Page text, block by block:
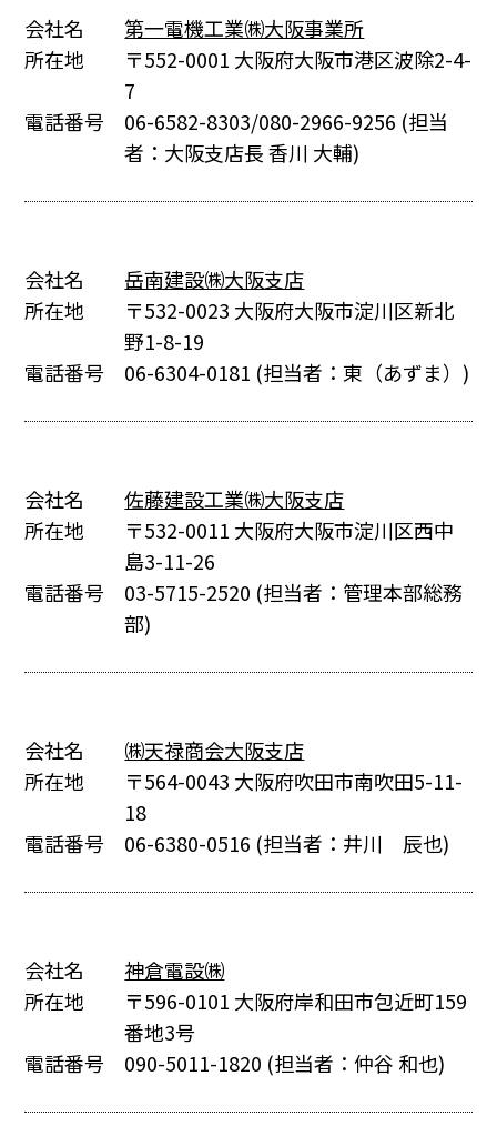
会社名
第一電機工業㈱大阪事業所
所在地
〒552-0001 大阪府大阪市港区波除2-4-
7
電話番号
06-6582-8303/080-2966-9256 (担当
者：大阪支店長 香川 大輔)
会社名
岳南建設㈱大阪支店
所在地
〒532-0023 大阪府大阪市淀川区新北
野1-8-19
電話番号
06-6304-0181 (担当者：東（あずま）)
会社名
佐藤建設工業㈱大阪支店
所在地
〒532-0011 大阪府大阪市淀川区西中
島3-11-26
電話番号
03-5715-2520 (担当者：管理本部総務
部)
会社名
㈱天禄商会大阪支店
所在地
〒564-0043 大阪府吹田市南吹田5-11-
18
電話番号
06-6380-0516 (担当者：井川 辰也)
会社名
神倉電設㈱
所在地
〒596-0101 大阪府岸和田市包近町159
番地3号
電話番号
090-5011-1820 (担当者：仲谷 和也)